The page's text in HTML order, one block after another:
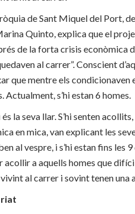
de Sant Miquel del Port,
Quinto, explica que el
de la forta crisis econòmica
al carrer”. Conscient
que mentre els
Actualment, s’hi estan 6 homes.
la seva llar. S’hi senten
en mica, van explicant les
al vespre, i s’hi estan fins
acollir a aquells homes que
al carrer i sovint tenen una